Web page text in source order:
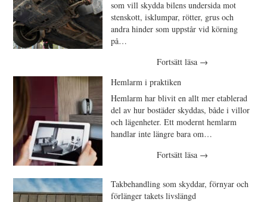
som vill skydda bilens undersida mot
stenskott, isklumpar, rötter, grus och
andra hinder som uppstår vid körning
på…
Fortsätt läsa →
Hemlarm i praktiken
Hemlarm har blivit en allt mer etablerad
del av hur bostäder skyddas, både i villor
och lägenheter. Ett modernt hemlarm
handlar inte längre bara om…
Fortsätt läsa →
Takbehandling som skyddar, förnyar och
förlänger takets livslängd